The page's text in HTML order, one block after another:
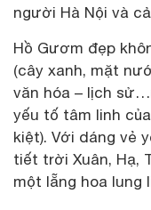
người Hà Nội và
Hồ Gươm đẹp
(cây xanh, mặt
văn hóa – lịch
yếu tố tâm linh
kiệt). Với dáng vẻ
tiết trời Xuân, Hạ,
một lẵng hoa lung